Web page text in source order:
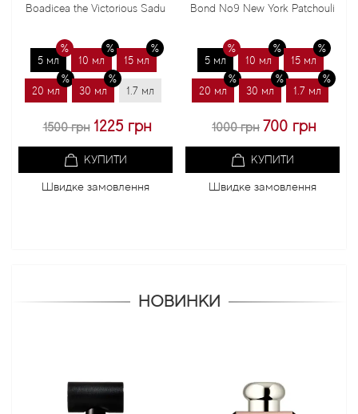
Boadicea the Victorious Sadu
5 мл 10 мл 15 мл
20 мл 30 мл 1.7 мл
1500 грн 1225 грн
КУПИТИ
Швидке замовлення
Bond No9 New York Patchouli
5 мл 10 мл 15 мл
20 мл 30 мл 1.7 мл
1000 грн 700 грн
КУПИТИ
Швидке замовлення
НОВИНКИ